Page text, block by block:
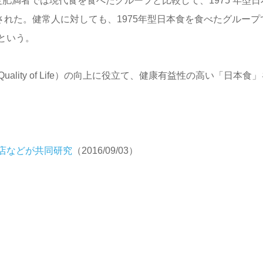
た。健常人に対しても、1975年型日本食を食べたグループ
う。
of Life）の向上に役立て、健康有益性の高い「日本食」
などが共同研究 （2016/09/03）